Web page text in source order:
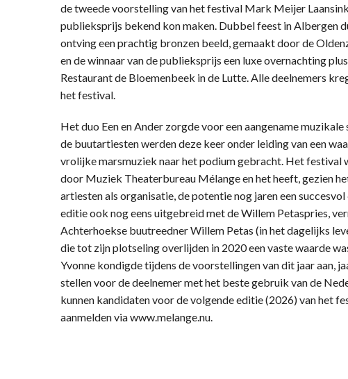
de tweede voorstelling van het festival Mark Meijer
publieksprijs bekend kon maken. Dubbel feest in Albergen
ontving een prachtig bronzen beeld, gemaakt door de
en de winnaar van de publieksprijs een luxe overnachting
Restaurant de Bloemenbeek in de Lutte. Alle deelnemers
het festival.
Het duo Een en Ander zorgde voor een aangename
de buutartiesten werden deze keer onder leiding van een
vrolijke marsmuziek naar het podium gebracht. Het festival
door Muziek Theaterbureau Mélange en het heeft, gezien
artiesten als organisatie, de potentie nog jaren een
editie ook nog eens uitgebreid met de Willem Petaspries,
Achterhoekse buutreedner Willem Petas (in het dagelijks
die tot zijn plotseling overlijden in 2020 een vaste waarde
Yvonne kondigde tijdens de voorstellingen van dit jaar aan,
stellen voor de deelnemer met het beste gebruik van de
kunnen kandidaten voor de volgende editie (2026) van het
aanmelden via www.melange.nu.